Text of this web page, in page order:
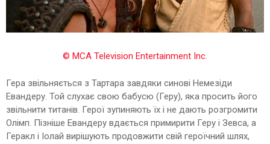
© MCA Television Entertainment Inc.
Гера звільняється з Тартара завдяки синові Немезіди
Евандеру. Той слухає свою бабусю (Геру), яка просить його
звільнити титанів. Герої зупиняють їх і не дають розгромити
Олімп. Пізніше Евандеру вдається примирити Геру і Зевса, а
Геракл і Іолай вирішують продовжити свій героїчний шлях,